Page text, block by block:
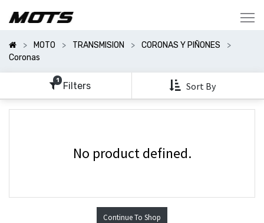
MOTO TRANSMISION
CORONAS Y PIÑONES
Coronas
1 Filters Sort By
Categorías
Mostrar
Opciones
No product defined.
Continue To Shop